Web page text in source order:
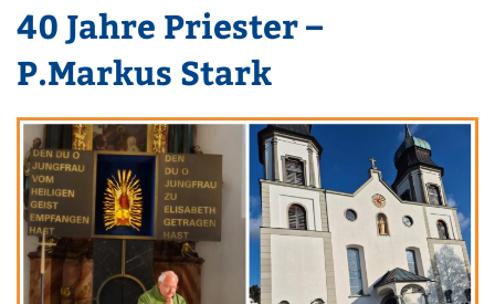
40 Jahre Priester –
P.Markus Stark